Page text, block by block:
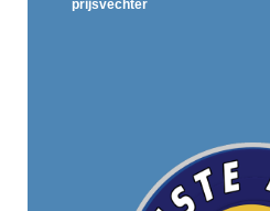
prijsvechter